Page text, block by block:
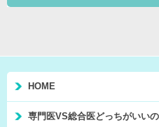
HOME
専門医VS総合医どっちがいいの